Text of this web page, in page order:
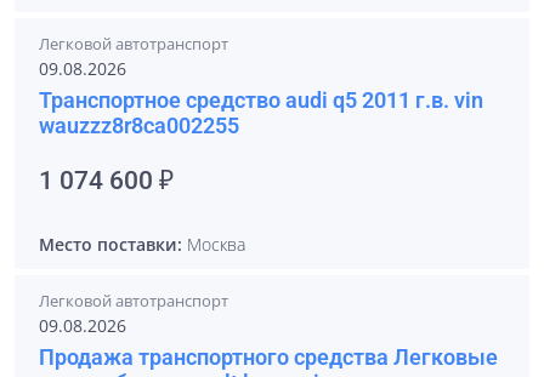
Легковой автотранспорт
09.08.2026
Транспортное средство audi q5 2011 г.в. vin
wauzzz8r8ca002255
1 074 600 ₽
Место поставки: Москва
Легковой автотранспорт
09.08.2026
Продажа транспортного средства Легковые